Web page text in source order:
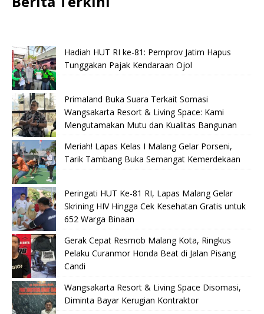
Hadiah HUT RI ke-81: Pemprov Jatim Hapus
Tunggakan Pajak Kendaraan Ojol
Primaland Buka Suara Terkait Somasi
Wangsakarta Resort & Living Space: Kami
Mengutamakan Mutu dan Kualitas Bangunan
Meriah! Lapas Kelas I Malang Gelar Porseni,
Tarik Tambang Buka Semangat Kemerdekaan
Peringati HUT Ke-81 RI, Lapas Malang Gelar
Skrining HIV Hingga Cek Kesehatan Gratis untuk
652 Warga Binaan
Gerak Cepat Resmob Malang Kota, Ringkus
Pelaku Curanmor Honda Beat di Jalan Pisang
Candi
Wangsakarta Resort & Living Space Disomasi,
Diminta Bayar Kerugian Kontraktor